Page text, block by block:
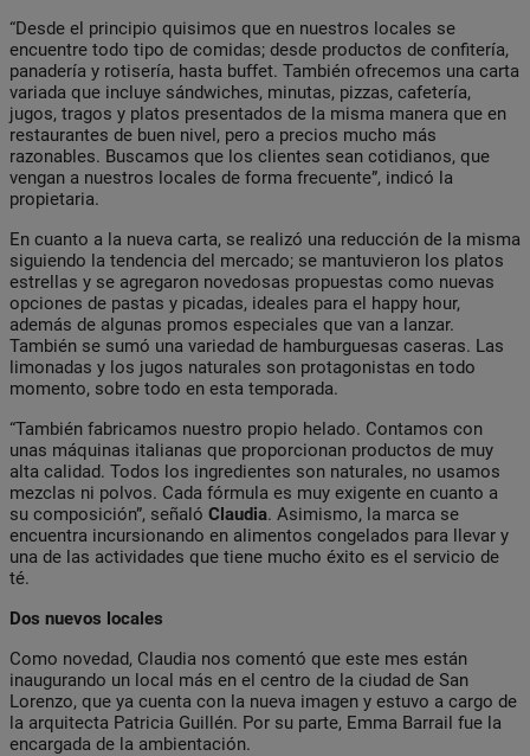
“Desde el principio quisimos que en nuestros locales se
encuentre todo tipo de comidas; desde productos de confitería,
panadería y rotisería, hasta buffet. También ofrecemos una carta
variada que incluye sándwiches, minutas, pizzas, cafetería,
jugos, tragos y platos presentados de la misma manera que en
restaurantes de buen nivel, pero a precios mucho más
razonables. Buscamos que los clientes sean cotidianos, que
vengan a nuestros locales de forma frecuente”, indicó la
propietaria.
En cuanto a la nueva carta, se realizó una reducción de la misma
siguiendo la tendencia del mercado; se mantuvieron los platos
estrellas y se agregaron novedosas propuestas como nuevas
opciones de pastas y picadas, ideales para el happy hour,
además de algunas promos especiales que van a lanzar.
También se sumó una variedad de hamburguesas caseras. Las
limonadas y los jugos naturales son protagonistas en todo
momento, sobre todo en esta temporada.
“También fabricamos nuestro propio helado. Contamos con
unas máquinas italianas que proporcionan productos de muy
alta calidad. Todos los ingredientes son naturales, no usamos
mezclas ni polvos. Cada fórmula es muy exigente en cuanto a
su composición”, señaló Claudia. Asimismo, la marca se
encuentra incursionando en alimentos congelados para llevar y
una de las actividades que tiene mucho éxito es el servicio de
té.
Dos nuevos locales
Como novedad, Claudia nos comentó que este mes están
inaugurando un local más en el centro de la ciudad de San
Lorenzo, que ya cuenta con la nueva imagen y estuvo a cargo de
la arquitecta Patricia Guillén. Por su parte, Emma Barrail fue la
encargada de la ambientación.